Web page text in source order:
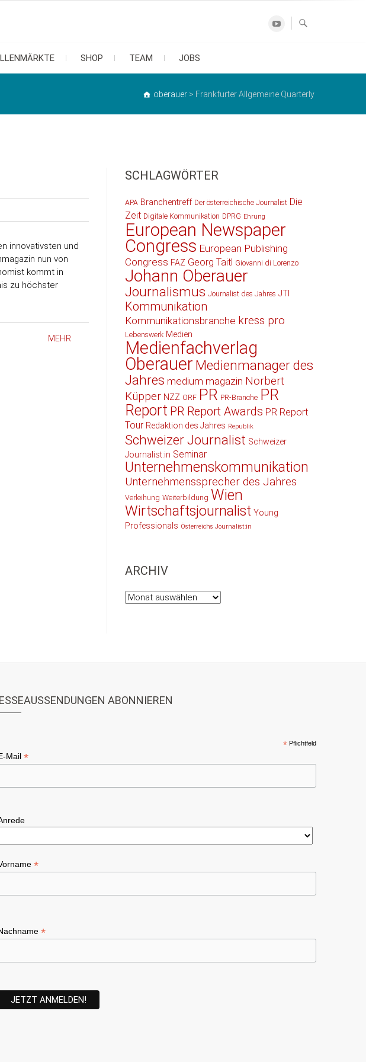
Youtube
SHOP TEAM JOBS
oberauer > Frankfurter Allgemeine Quarterly
innovativsten und
nun von
kommt in
zu höchster
MEHR
SCHLAGWÖRTER
APA Branchentreff Der österreichische Journalist Die
Zeit Digitale Kommunikation DPRG Ehrung
European Newspaper
Congress European Publishing
Congress FAZ Georg Taitl Giovanni di Lorenzo
Johann Oberauer
Journalismus Journalist des Jahres JTI
Kommunikation
Kommunikationsbranche kress pro
Lebenswerk Medien
Medienfachverlag
Oberauer Medienmanager des
Jahres medium magazin Norbert
Küpper NZZ ORF PR PR-Branche PR
Report PR Report Awards PR Report
Tour Redaktion des Jahres Republik
Schweizer Journalist Schweizer
Journalist:in Seminar
Unternehmenskommunikation
Unternehmenssprecher des Jahres
Verleihung Weiterbildung Wien
Wirtschaftsjournalist Young
Professionals Österreichs Journalist:in
ARCHIV
Archiv
ABONNIEREN
*Pflichtfeld
Mail *
*
*